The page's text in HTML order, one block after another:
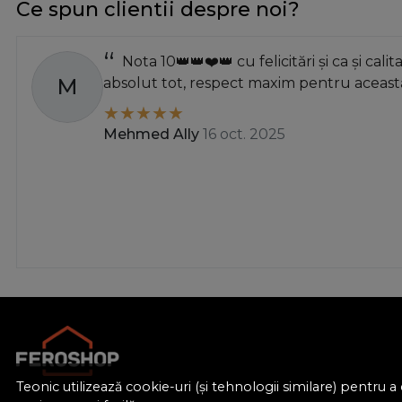
78mm
86-- 52
107
109-- 69
110-- 50
Teonic utilizează cookie-uri (și tehnologii similare) pentru
Ce spun clientii despre noi?
M
Nota 10👑👑❤️👑 cu felicitări și ca și
absolut tot, respect maxim pentru
Mehmed Ally 16 oct. 2025